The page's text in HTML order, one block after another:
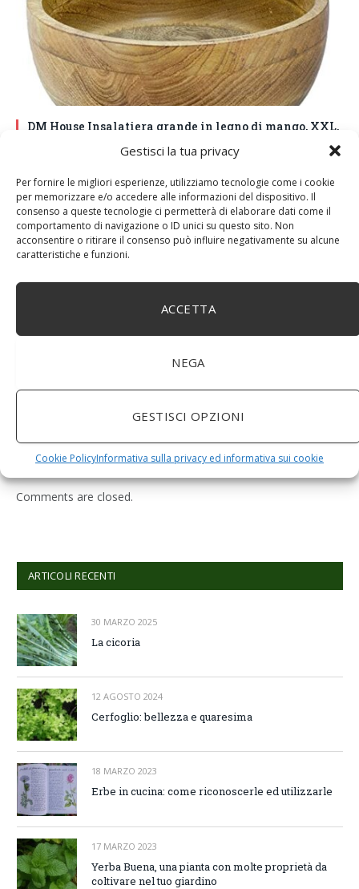
Gestisci la tua privacy
Per fornire le migliori esperienze, utilizziamo tecnologie come i cookie
per memorizzare e/o accedere alle informazioni del dispositivo. Il
consenso a queste tecnologie ci permetterà di elaborare dati come il
comportamento di navigazione o ID unici su questo sito. Non
acconsentire o ritirare il consenso può influire negativamente su alcune
caratteristiche e funzioni.
ACCETTA
NEGA
GESTISCI OPZIONI
Cookie PolicyInformativa sulla privacy ed informativa sui cookie
DM House Insalatiera grande in legno di mango, XXL,
senza vernice artificiale. Fatto a mano, stile e design
Grano Spremiagrumi in Acciaio Inox A Mano Erba di
Professionale
Comments are closed.
ARTICOLI RECENTI
30 MARZO 2025
La cicoria
12 AGOSTO 2024
Cerfoglio: bellezza e quaresima
18 MARZO 2023
Erbe in cucina: come riconoscerle ed utilizzarle
17 MARZO 2023
Yerba Buena, una pianta con molte proprietà da
coltivare nel tuo giardino